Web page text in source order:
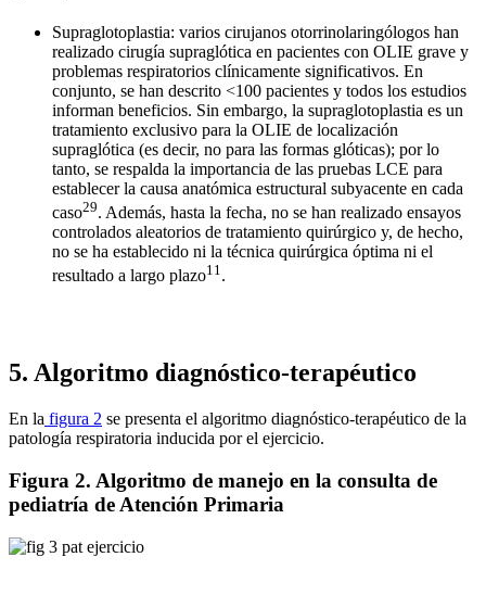
Supraglotoplastia: varios cirujanos otorrinolaringólogos han
realizado cirugía supraglótica en pacientes con OLIE grave y
problemas respiratorios clínicamente significativos. En
conjunto, se han descrito <100 pacientes y todos los estudios
informan beneficios. Sin embargo, la supraglotoplastia es un
tratamiento exclusivo para la OLIE de localización
supraglótica (es decir, no para las formas glóticas); por lo
tanto, se respalda la importancia de las pruebas LCE para
establecer la causa anatómica estructural subyacente en cada
caso29. Además, hasta la fecha, no se han realizado ensayos
controlados aleatorios de tratamiento quirúrgico y, de hecho,
no se ha establecido ni la técnica quirúrgica óptima ni el
resultado a largo plazo11.
5. Algoritmo diagnóstico-terapéutico
En la figura 2 se presenta el algoritmo diagnóstico-terapéutico de la
patología respiratoria inducida por el ejercicio.
Figura 2. Algoritmo de manejo en la consulta de
pediatría de Atención Primaria